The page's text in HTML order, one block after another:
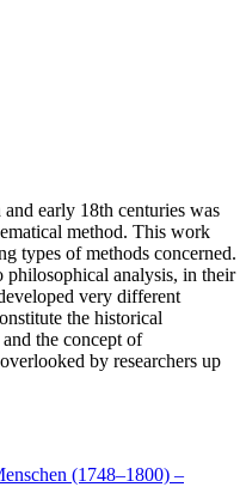
early 18th centuries was
method. This work
types of methods concerned.
philosophical analysis, in their
very different
the historical
the concept of
by researchers up
(1748–1800) –